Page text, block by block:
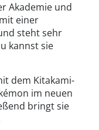
Akademie und
einer
steht sehr
kannst sie
dem Kitakami-
im neuen
bringt sie